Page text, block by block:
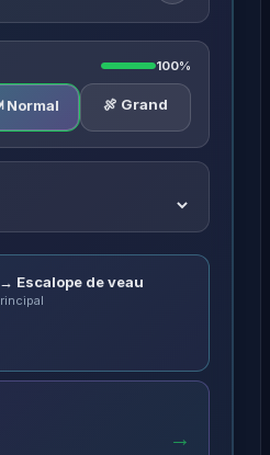
100%
Normal 🍖 Grand
Escalope de veau
→